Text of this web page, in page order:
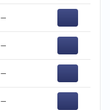
−
−
−
−